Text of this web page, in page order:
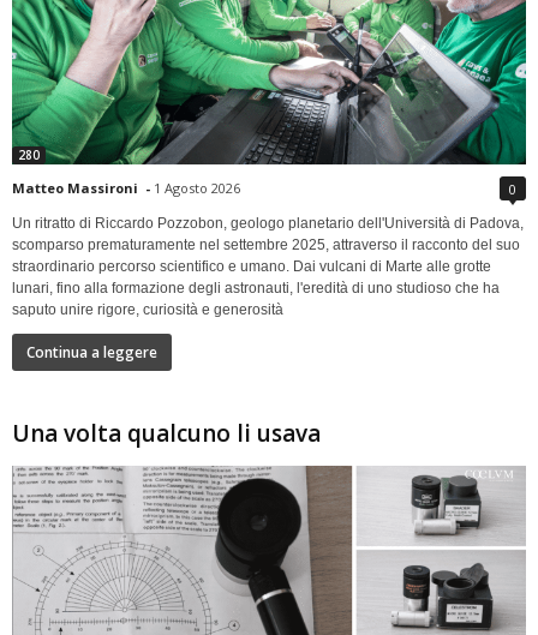
280
Matteo Massironi - 1 Agosto 2026 0
Un ritratto di Riccardo Pozzobon, geologo planetario dell'Università di Padova,
scomparso prematuramente nel settembre 2025, attraverso il racconto del suo
straordinario percorso scientifico e umano. Dai vulcani di Marte alle grotte
lunari, fino alla formazione degli astronauti, l'eredità di uno studioso che ha
saputo unire rigore, curiosità e generosità
Continua a leggere
Una volta qualcuno li usava